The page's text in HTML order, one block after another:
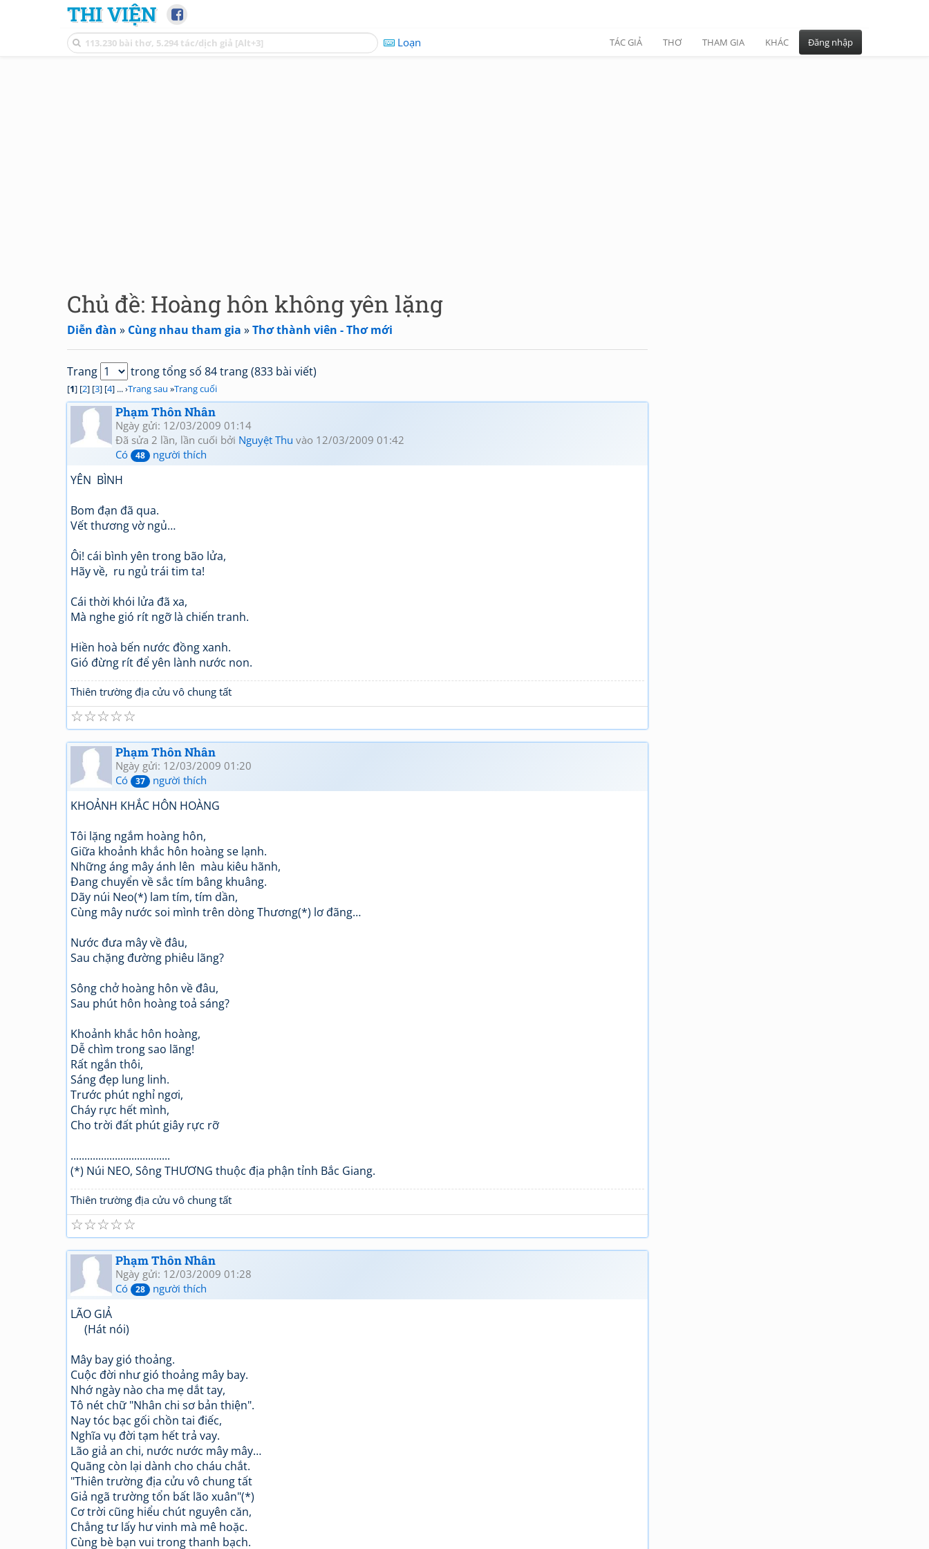
THI VIỆN
Loạn TÁC GIẢ THƠ THAM GIA KHÁC Đăng nhập
Chủ đề: Hoàng hôn không yên lặng
Diễn đàn » Cùng nhau tham gia »Thơ thành viên - Thơ mới
Trang trong tổng số 84 trang (833 bài viết)
[1] [2] [3] [4] ... ›Trang sau »Trang cuối
Phạm Thôn Nhân
Ngày gửi: 12/03/2009 01:14
Đã sửa 2 lần, lần cuối bởi Nguyệt Thu vào 12/03/2009 01:42
Có
48 người thích
YÊN BÌNH
Bom đạn đã qua.
Vết thương vờ ngủ…
Ôi! cái bình yên trong bão lửa,
Hãy về, ru ngủ trái tim ta!
Cái thời khói lửa đã xa,
Mà nghe gió rít ngỡ là chiến tranh.
Hiền hoà bến nước đồng xanh.
Gió đừng rít để yên lành nước non.
Thiên trường địa cửu vô chung tất
☆
☆
☆
☆
☆
Phạm Thôn Nhân
Ngày gửi: 12/03/2009 01:20
Có
37 người thích
KHOẢNH KHẮC HÔN HOÀNG
Tôi lặng ngắm hoàng hôn,
Giữa khoảnh khắc hôn hoàng se lạnh.
Những áng mây ánh lên màu kiêu hãnh,
Đang chuyển về sắc tím bâng khuâng.
Dãy núi Neo(*) lam tím, tím dần,
Cùng mây nước soi mình trên dòng Thương(*) lơ đãng…
Nước đưa mây về đâu,
Sau chặng đường phiêu lãng?
Sông chở hoàng hôn về đâu,
Sau phút hôn hoàng toả sáng?
Khoảnh khắc hôn hoàng,
Dễ chìm trong sao lãng!
Rất ngắn thôi,
Sáng đẹp lung linh.
Trước phút nghỉ ngơi,
Cháy rực hết mình,
Cho trời đất phút giây rực rỡ
....................................
(*) Núi NEO, Sông THƯƠNG thuộc địa phận tỉnh Bắc Giang.
Thiên trường địa cửu vô chung tất
☆
☆
☆
☆
☆
Phạm Thôn Nhân
Ngày gửi: 12/03/2009 01:28
Có
28 người thích
LÃO GIẢ
(Hát nói)
Mây bay gió thoảng.
Cuộc đời như gió thoảng mây bay.
Nhớ ngày nào cha mẹ dắt tay,
Tô nét chữ "Nhân chi sơ bản thiện".
Nay tóc bạc gối chồn tai điếc,
Nghĩa vụ đời tạm hết trả vay.
Lão giả an chi, nước nước mây mây…
Quãng còn lại dành cho cháu chắt.
"Thiên trường địa cửu vô chung tất
Giả ngã trường tổn bất lão xuân"(*)
Cơ trời cũng hiểu chút nguyên căn,
Chẳng tư lấy hư vinh mà mê hoặc.
Cùng bè bạn vui trong thanh bạch.